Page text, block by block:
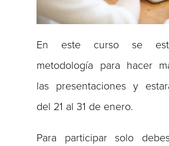
En este curso se
metodología para hacer
las presentaciones y
del 21 al 31 de enero.
Para participar solo